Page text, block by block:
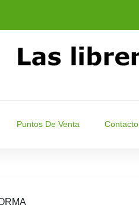
Puntos De Venta Contacto